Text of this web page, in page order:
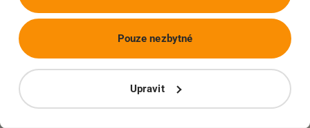
Upravit
Pouze nezbytné